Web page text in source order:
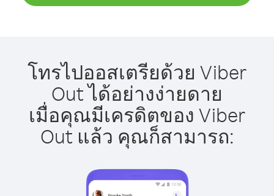
โทรไปออสเตรียด้วย Viber
Out ได้อย่างง่ายดาย
เมื่อคุณมีเครดิตของ Viber
Out แล้ว คุณก็สามารถ: